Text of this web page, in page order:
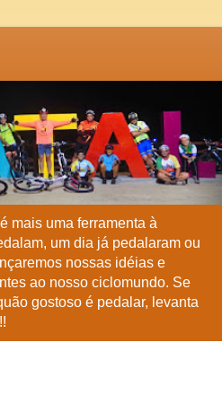
mais uma ferramenta à
um dia já pedalaram ou
nossas idéias e
ao nosso ciclomundo. Se
gostoso é pedalar, levanta